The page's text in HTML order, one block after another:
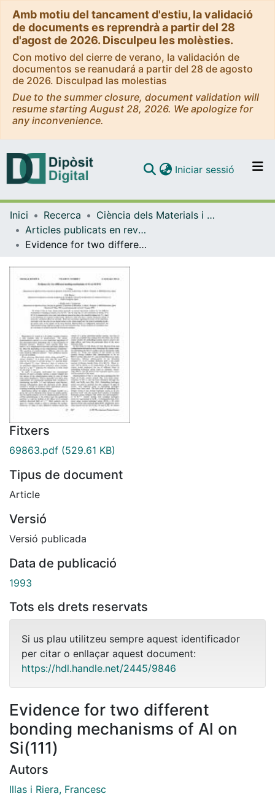
Amb motiu del tancament d'estiu, la validació
de documents es reprendrà a partir del 28
d'agost de 2026. Disculpeu les molèsties.
Con motivo del cierre de verano, la validación de
documentos se reanudará a partir del 28 de agosto
de 2026. Disculpad las molestias
Due to the summer closure, document validation will
resume starting August 28, 2026. We apologize for
any inconvenience.
Navega per tot el DD
Contacte
Iniciar sessió (current)
Inici Recerca
Ciència dels Materials i Química Física
Articles publicats en revistes (Ciència dels Materials i Química Física)
Evidence for two different bonding mechanisms of Al on Si(111)
Fitxers
69863.pdf (529.61 KB)
Tipus de document
Article
Versió
Versió publicada
Data de publicació
1993
Tots els drets reservats
Si us plau utilitzeu sempre aquest identificador
per citar o enllaçar aquest document:
https://hdl.handle.net/2445/9846
Evidence for two different
bonding mechanisms of Al on
Si(111)
Autors
Illas i Riera, Francesc